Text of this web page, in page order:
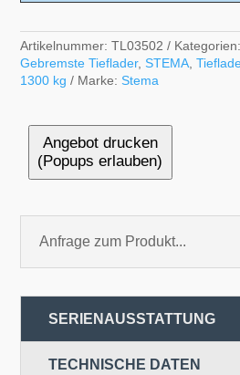
Artikelnummer:TL03502 Kategorien:
Gebremste Tieflader,STEMA,
1300 kg
Marke:Stema
Angebot drucken
(Popups erlauben)
Anfrage zum Produkt...
SERIENAUSSTATTUNG
TECHNISCHE DATEN